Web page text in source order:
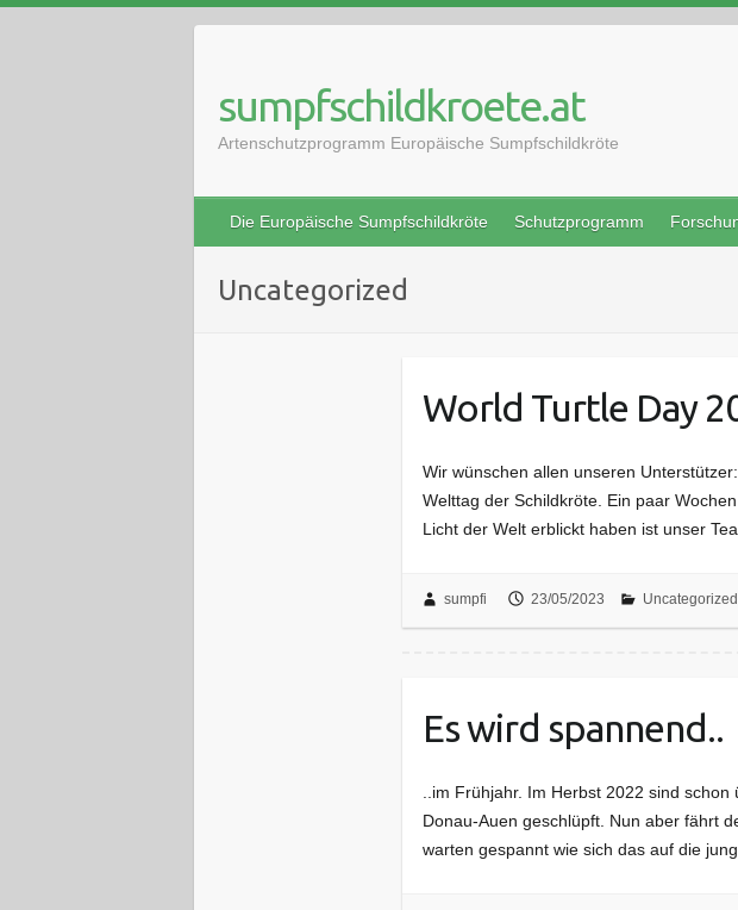
sumpfschildkroete.at
Artenschutzprogramm Europäische Sumpfschildkröte
Die Europäische Sumpfschildkröte Schutzprogramm
Uncategorized
World Turtle Day
Wir wünschen allen unseren
Welttag der Schildkröte. Ein paar
Licht der Welt erblickt haben ist unser
sumpfi 23/05/2023 Uncategorized
Es wird spannend..
..im Frühjahr. Im Herbst 2022 sind
Donau-Auen geschlüpft. Nun aber fährt
warten gespannt wie sich das auf die